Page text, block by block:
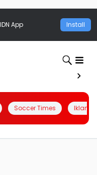
App Install
Soccer Times Iklanin